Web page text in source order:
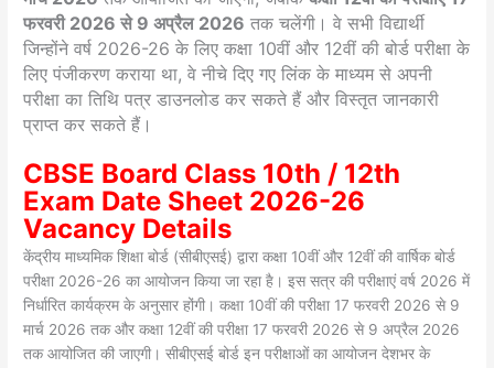
फरवरी 2026 से 9 अप्रैल 2026 तक चलेंगी। वे सभी विद्यार्थी
जिन्होंने वर्ष 2026-26 के लिए कक्षा 10वीं और 12वीं की बोर्ड परीक्षा के
लिए पंजीकरण कराया था, वे नीचे दिए गए लिंक के माध्यम से अपनी
परीक्षा का तिथि पत्र डाउनलोड कर सकते हैं और विस्तृत जानकारी
प्राप्त कर सकते हैं।
CBSE Board Class 10th / 12th
Exam Date Sheet 2026-26
Vacancy Details
केंद्रीय माध्यमिक शिक्षा बोर्ड (सीबीएसई) द्वारा कक्षा 10वीं और 12वीं की वार्षिक बोर्ड
परीक्षा 2026-26 का आयोजन किया जा रहा है। इस सत्र की परीक्षाएं वर्ष 2026 में
निर्धारित कार्यक्रम के अनुसार होंगी। कक्षा 10वीं की परीक्षा 17 फरवरी 2026 से 9
मार्च 2026 तक और कक्षा 12वीं की परीक्षा 17 फरवरी 2026 से 9 अप्रैल 2026
तक आयोजित की जाएगी। सीबीएसई बोर्ड इन परीक्षाओं का आयोजन देशभर के